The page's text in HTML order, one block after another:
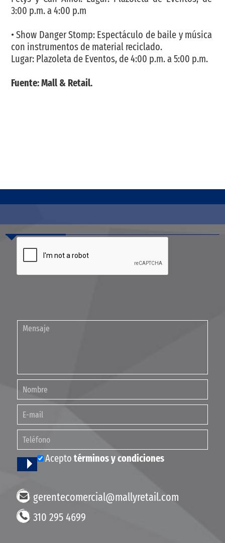
3:00 p.m. a 4:00 p.m
• Show Danger Stomp: Espectáculo de baile y música
con instrumentos de material reciclado.
Lugar: Plazoleta de Eventos, de 4:00 p.m. a 5:00 p.m.
Fuente: Mall & Retail.
Contáctenos
Aceptotérminos y condiciones
gerentecomercial@mallyretail.com
310 295 4699